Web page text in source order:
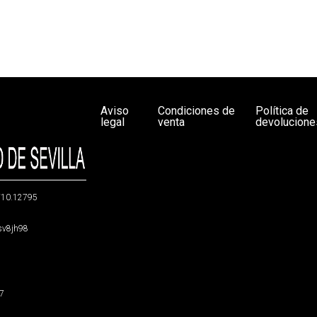
Aviso
legal
Condiciones de
venta
Política de